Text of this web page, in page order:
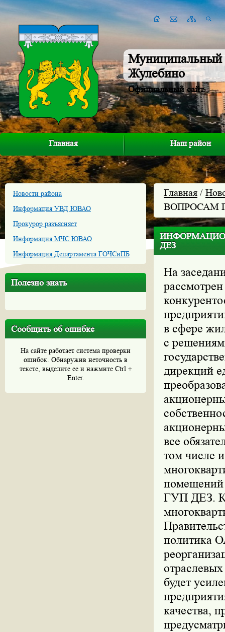
Муниципальный
Жулебино
Официальный сайт
Главная Наш район
Новости района
Информация УВД ЮВАО
Прокурор разъясняет
Информация МЧС ЮВАО
Информация Департамента ГОЧСиПБ
Полезно знать
Сообщить об ошибке
На сайте работает система проверки
ошибок. Обнаружив неточность в
тексте, выделите ее и нажмите Ctrl +
Enter.
Главная /
ВОПРОСАМ
ДЕЗ
На
в сфере
с
дирекций
все
том числе
помещений
ГУП ДЕЗ.
политика
будет
качества,